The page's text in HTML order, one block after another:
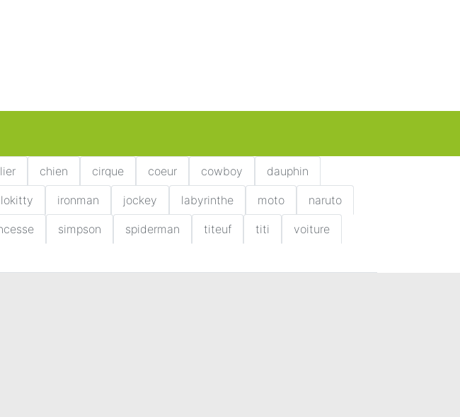
chien cirque coeur cowboy dauphin
ironman jockey labyrinthe moto naruto
simpson spiderman titeuf titi voiture